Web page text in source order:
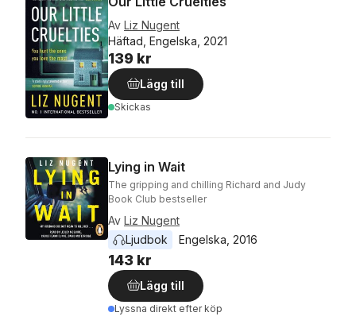
Av Liz Nugent
Häftad, Engelska, 2021
139 kr
Lägg till
Skickas
Lying in Wait
The gripping and chilling Richard and Judy
Book Club bestseller
Av Liz Nugent
Ljudbok
Engelska, 2016
143 kr
Lägg till
Lyssna direkt efter köp